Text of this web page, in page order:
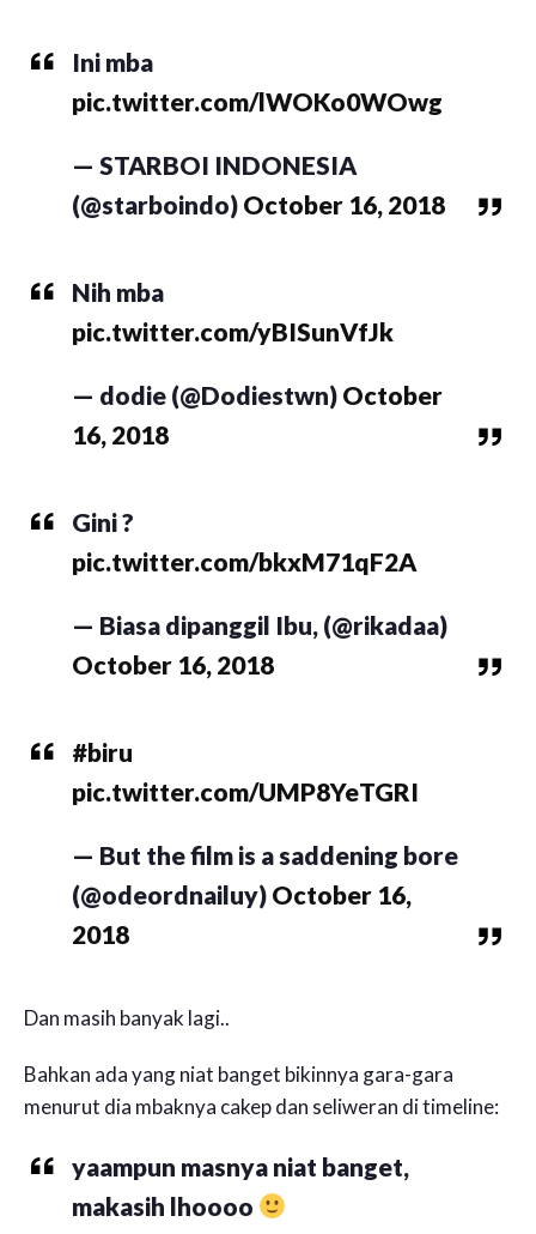
Ini mba
pic.twitter.com/lWOKo0WOwg
— STARBOI INDONESIA
(@starboindo) October 16, 2018
Nih mba
pic.twitter.com/yBISunVfJk
— dodie (@Dodiestwn) October
16, 2018
Gini ?
pic.twitter.com/bkxM71qF2A
— Biasa dipanggil Ibu, (@rikadaa)
October 16, 2018
#biru
pic.twitter.com/UMP8YeTGRI
— But the film is a saddening bore
(@odeordnailuy) October 16,
2018
Dan masih banyak lagi..
Bahkan ada yang niat banget bikinnya gara-gara
menurut dia mbaknya cakep dan seliweran di timeline:
yaampun masnya niat banget,
makasih lhoooo